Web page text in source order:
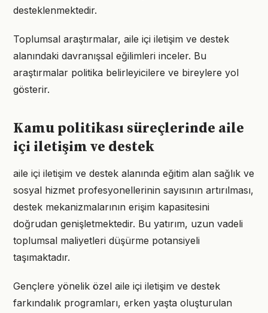
desteklenmektedir.
Toplumsal araştırmalar, aile içi iletişim ve destek
alanındaki davranışsal eğilimleri inceler. Bu
araştırmalar politika belirleyicilere ve bireylere yol
gösterir.
Kamu politikası süreçlerinde aile
içi iletişim ve destek
aile içi iletişim ve destek alanında eğitim alan sağlık ve
sosyal hizmet profesyonellerinin sayısının artırılması,
destek mekanizmalarının erişim kapasitesini
doğrudan genişletmektedir. Bu yatırım, uzun vadeli
toplumsal maliyetleri düşürme potansiyeli
taşımaktadır.
Gençlere yönelik özel aile içi iletişim ve destek
farkındalık programları, erken yaşta oluşturulan